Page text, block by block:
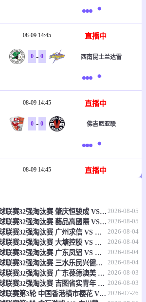
08-09 14:45 直播中
0 - 0 西南昆士兰达雷
08-09 14:45 直播中
0 - 0 佛吉尼亚联
08-09 14:45 直播中
08-09 14:50
0 - 0 格拉德斯维尔乌鸦女足
08月04日 佛山西甲足球联赛32强淘汰赛 肇庆恒骏成 VS 三七互娱 全场录像 2026-08-05
08月04日 佛山西甲足球联赛32强淘汰赛 藝品高國際 VS 湛江狂狼·粵辉能源 全场录像 2026-08-05
08月03日 佛山西甲足球联赛32强淘汰赛 广州求信 VS 顺德新青年 全场录像 2026-08-04
08月03日 佛山西甲足球联赛32强淘汰赛 大塘控股 VS 茂名市点都得 全场录像 2026-08-04
08月03日 佛山西甲足球联赛32强淘汰赛 广东凤铝 VS 湛江八部科技 全场录像 2026-08-04
08月03日 佛山西甲足球联赛32强淘汰赛 三水乐民兴健力宝 VS 中国澳门澳科精英 全场录像 2026-08-04
08月02日 佛山西甲足球联赛32强淘汰赛 广东葆德澳美 VS 白坭兴龙 全场录像 2026-08-03
08月02日 佛山西甲足球联赛32强淘汰赛 吉图省实青年 VS 德兢艾捷斯 全场录像 2026-08-03
07月25日 佛山西甲足球联赛第3轮 中国香港横市樱花 VS 吉图省实青年 全场录像 2026-07-26